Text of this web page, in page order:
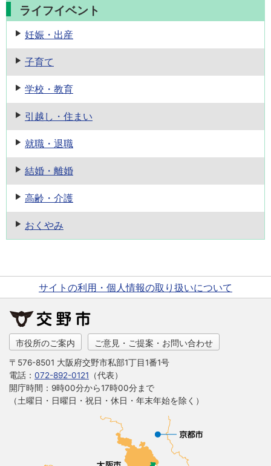
ライフイベント
妊娠・出産
子育て
学校・教育
引越し・住まい
就職・退職
結婚・離婚
高齢・介護
おくやみ
サイトの利用・個人情報の取り扱いについて
市役所のご案内 ご意見・ご提案・お問い合わせ
〒576-8501 大阪府交野市私部1丁目1番1号
電話： 072-892-0121 （代表）
開庁時間：9時00分から17時00分まで
（土曜日・日曜日・祝日・休日・年末年始を除く）